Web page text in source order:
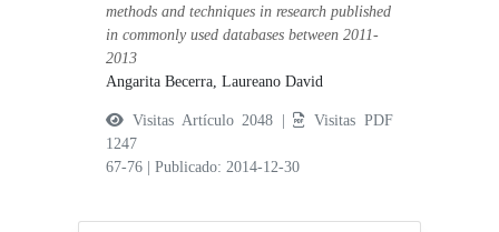
methods and techniques in research published
in commonly used databases between 2011-
2013
Angarita Becerra, Laureano David
Visitas Artículo 2048 |
Visitas PDF
1247
67-76
|Publicado: 2014-12-30